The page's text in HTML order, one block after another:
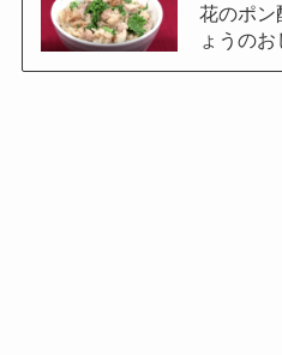
花のポン
ょうのお